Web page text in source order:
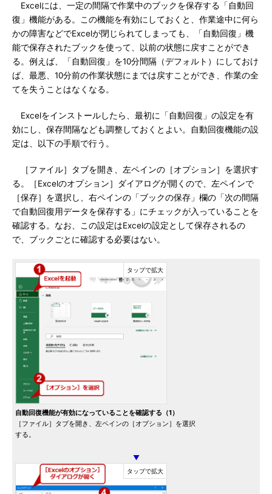
Excelには、一定の間隔で作業中のブックを保存する「自動回
復」機能がある。この機能を有効にしておくと、作業途中に何ら
かの障害などでExcelが閉じられてしまっても、「自動回復」機
能で保存されたブックを使って、以前の状態に戻すことができ
る。例えば、「自動回復」を10分間隔（デフォルト）にしておけ
ば、最悪、10分前の作業状態にまでは戻すことができ、作業の全
てを失うことはなくなる。
Excelをインストールしたら、最初に「自動回復」の設定を有
効にし、保存間隔なども調整しておくとよい。自動回復機能の設
定は、以下の手順で行う。
［ファイル］タブを開き、左ペインの［オプション］を選択す
る。［Excelのオプション］ダイアログが開くので、左ペインで
［保存］を選択し、右ペインの「ブックの保存」欄の「次の間隔
で自動回復用データを保存する」にチェックが入っていることを
確認する。なお、この設定はExcelの設定として保存されるの
で、ブックごとに確認する必要はない。
自動回復機能が有効になっていることを確認する（1）
［ファイル］タブを開き、左ペインの［オプション］を選択
する。
▼